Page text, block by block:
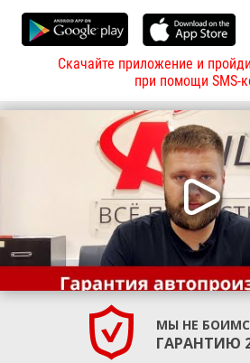
Скачайте приложение и
при помощи SMS-
МЫ НЕ
ГАРАНТИЮ